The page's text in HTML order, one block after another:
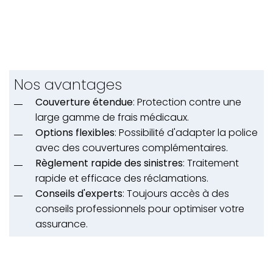
Nos avantages
Couverture étendue: Protection contre une
large gamme de frais médicaux.
Options flexibles: Possibilité d'adapter la police
avec des couvertures complémentaires.
Règlement rapide des sinistres: Traitement
rapide et efficace des réclamations.
Conseils d'experts: Toujours accès à des
conseils professionnels pour optimiser votre
assurance.